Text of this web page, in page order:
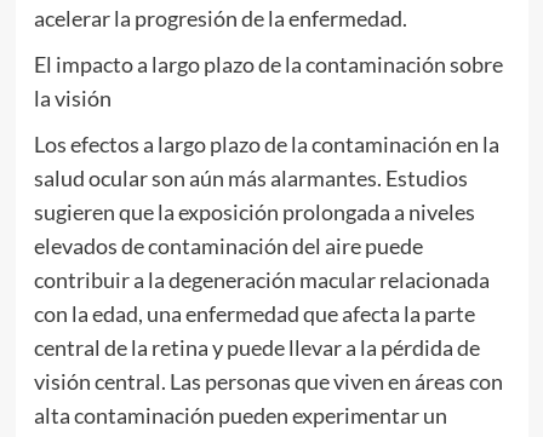
acelerar la progresión de la enfermedad.
El impacto a largo plazo de la contaminación sobre
la visión
Los efectos a largo plazo de la contaminación en la
salud ocular son aún más alarmantes. Estudios
sugieren que la exposición prolongada a niveles
elevados de contaminación del aire puede
contribuir a la degeneración macular relacionada
con la edad, una enfermedad que afecta la parte
central de la retina y puede llevar a la pérdida de
visión central. Las personas que viven en áreas con
alta contaminación pueden experimentar un